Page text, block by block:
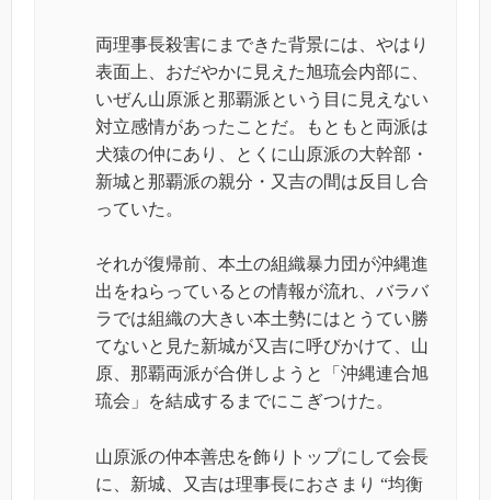
両理事長殺害にまできた背景には、やはり
表面上、おだやかに見えた旭琉会内部に、
いぜん山原派と那覇派という目に見えない
対立感情があったことだ。もともと両派は
犬猿の仲にあり、とくに山原派の大幹部・
新城と那覇派の親分・又吉の間は反目し合
っていた。
それが復帰前、本土の組織暴力団が沖縄進
出をねらっているとの情報が流れ、バラバ
ラでは組織の大きい本土勢にはとうてい勝
てないと見た新城が又吉に呼びかけて、山
原、那覇両派が合併しようと「沖縄連合旭
琉会」を結成するまでにこぎつけた。
山原派の仲本善忠を飾りトップにして会長
に、新城、又吉は理事長におさまり “均衡